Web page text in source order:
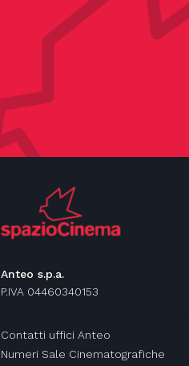
Anteo s.p.a.
P.IVA 04460340153
Contatti uffici Anteo
Numeri Sale Cinematografiche